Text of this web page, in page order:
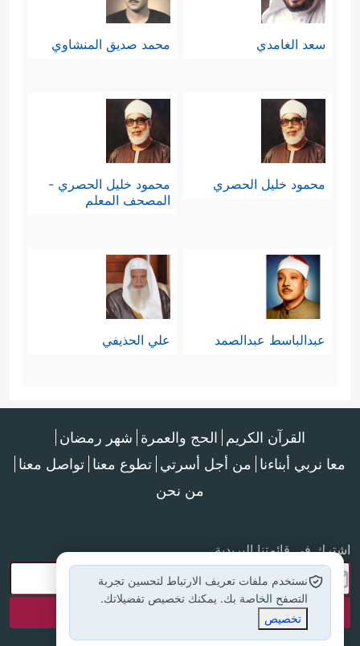
سعد الغامدي محمد صديق المنشاوي
محمود خليل الحصري
محمود خليل الحصري -
المصحف المعلم
عبدالباسط عبدالصمد علي الحذيفي
القرآن الكريم الحج والعمرة شهر رمضان
معا نربي أبناءنا من أجل أسرتي تطوع معنا تواصل معنا
من نحن
اشترك في قائمتنا البريدية
نستخدم ملفات تعريف الارتباط لتحسين تجربة
التصفح الخاصة بك. يمكنك تخصيص تفضيلاتك.
تخصيص